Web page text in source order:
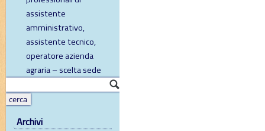
assistente
amministrativo,
assistente tecnico,
operatore azienda
agraria – scelta sede
Archivi